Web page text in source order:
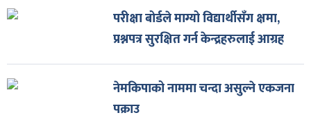
परीक्षा बोर्डले माग्यो विद्यार्थीसँग क्षमा,
प्रश्नपत्र सुरक्षित गर्न केन्द्रहरुलाई आग्रह
नेमकिपाको नाममा चन्दा असुल्ने एकजना
पक्राउ